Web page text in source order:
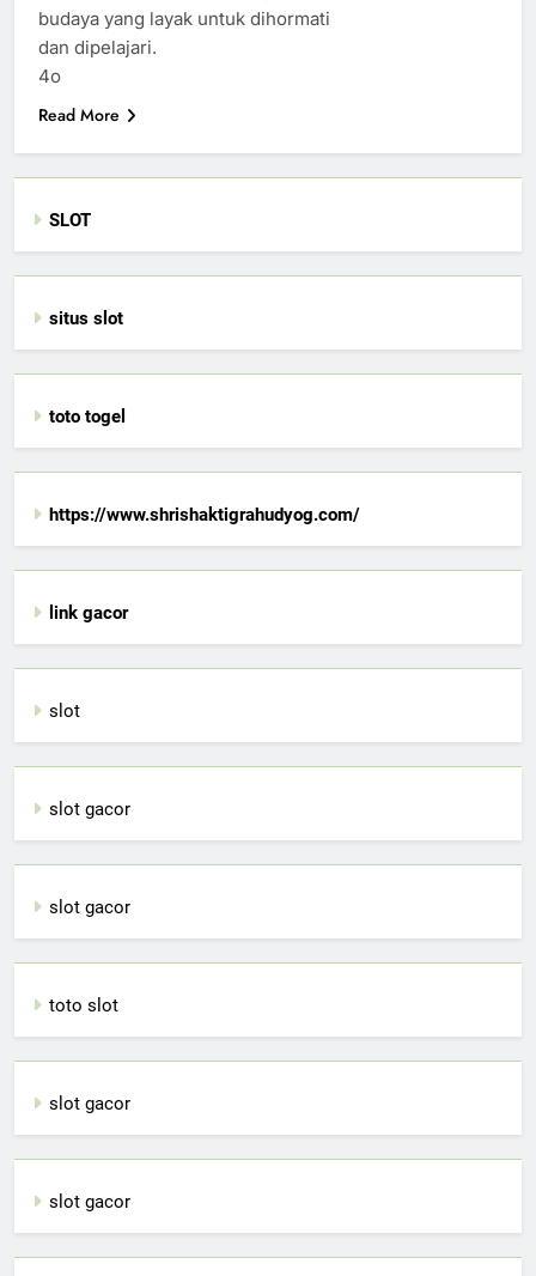
budaya yang layak untuk dihormati
dan dipelajari.
4o
Read More
SLOT
situs slot
toto togel
https://www.shrishaktigrahudyog.com/
link gacor
slot
slot gacor
slot gacor
toto slot
slot gacor
slot gacor